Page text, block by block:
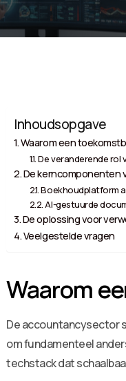
Inhoudsopgave
Waarom een
De veranderende
De kerncomponenten
Boekhoudplatform
AI-gestuurde
De oplossing voor
Veelgestelde vragen
Waarom
De accountancysector
om fundamenteel
techstack dat